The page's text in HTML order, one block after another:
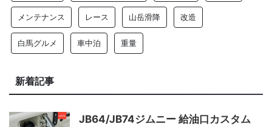
メンテナンス レース 山岳滑降 改造
白馬グルメ 車中泊 重量
新着記事
JB64/JB74ジムニー 給油口カスタム